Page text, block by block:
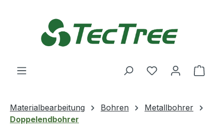
Du hast 0
Materialbearbeitung Bohren
Metallbohrer
Doppelendbohrer